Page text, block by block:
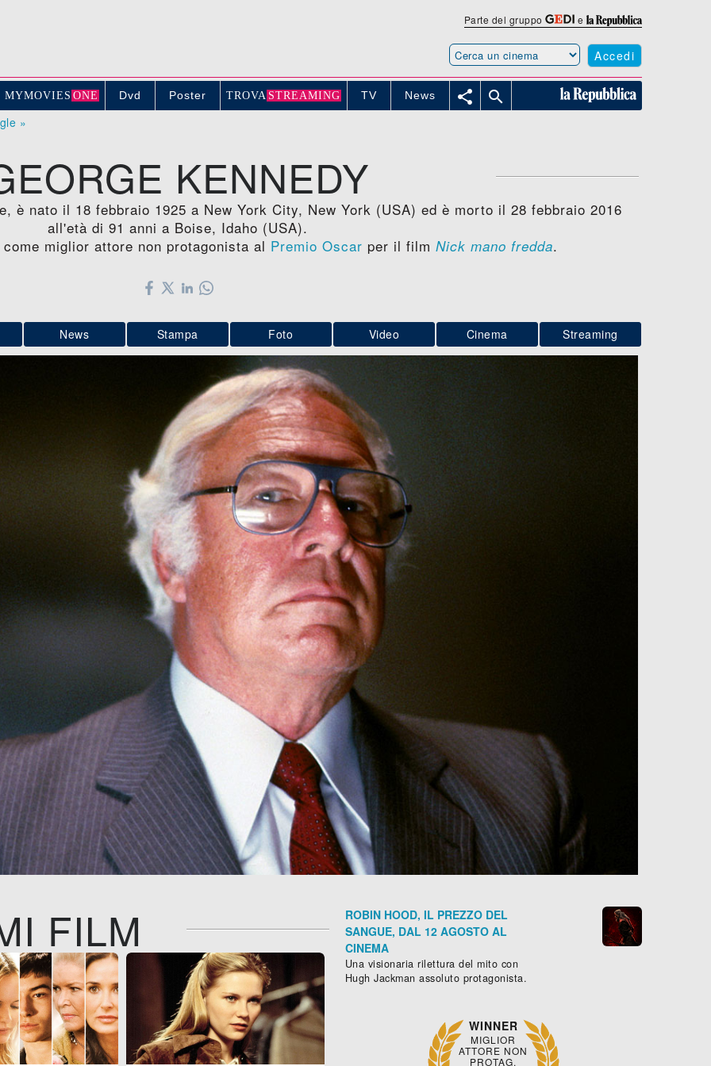
Parte del gruppo e
Accedi
MYMOVIE S ONE Dvd Poster TROVA STREAMING TV News  
»
KENNEDY
è nato il 18 febbraio 1925 a New York City, New York (USA) ed è morto il 28 febbraio 2016
all'età di 91 anni a Boise, Idaho (USA).
miglior attore non protagonista al Premio Oscar per il film Nick mano fredda.
News Stampa Foto Video Cinema Streaming
FILM
ROBIN HOOD, IL PREZZO DEL
SANGUE, DAL 12 AGOSTO AL
CINEMA
Una visionaria rilettura del mito con
Hugh Jackman assoluto protagonista.
WINNER
MIGLIOR
ATTORE NON
PROTAG.